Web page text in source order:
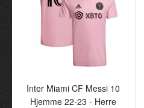
Inter Miami CF Messi 10
Hjemme 22-23 - Herre